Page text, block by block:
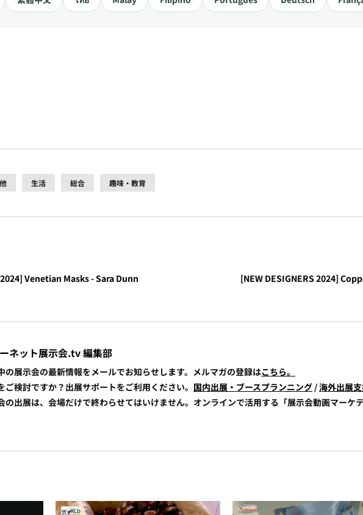
生活 総合 趣味・教育
Venetian Masks - Sara Dunn [NEW DESIGNERS 2024]
ネット展示会.tv 編集部
の展示会の最新情報をメールでお知らせします。メルマガの登録はこちら。
ご検討ですか？出展サポートをご利用ください。 国内出展・ブースプランニング /海外出展
の出展は、会場だけで終わらせてはいけません。オンラインで活用する「展示会動画マーケ